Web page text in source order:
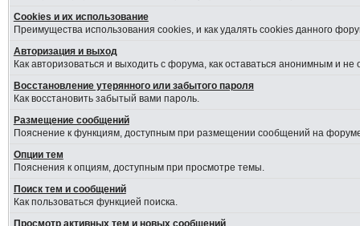
Cookies и их использование
Преимущества использования cookies, и как удалять cookies данного
Авторизация и выход
Как авторизоваться и выходить с форума, как оставаться анонимным и
Восстановление утерянного или забытого пароля
Как восстановить забытый вами пароль.
Размещение сообщений
Пояснение к функциям, доступным при размещении сообщений на
Опции тем
Пояснения к опциям, доступным при просмотре темы.
Поиск тем и сообщений
Как пользоваться функцией поиска.
Просмотр активных тем и новых сообщений